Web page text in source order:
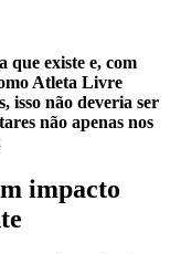
que existe e, com
Atleta Livre
isso não deveria ser
não apenas nos
impacto